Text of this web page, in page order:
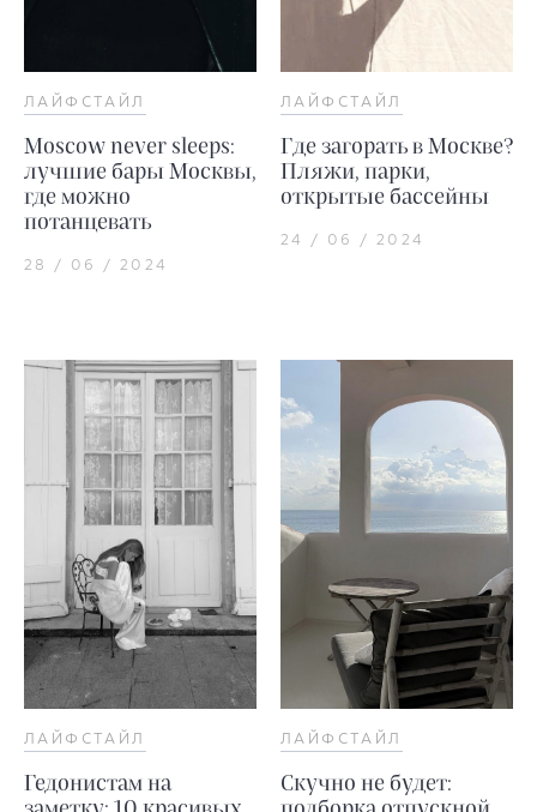
ЛАЙФСТАЙЛ
Moscow never sleeps:
лучшие бары Москвы,
где можно
потанцевать
28 / 06 / 2024
ЛАЙФСТАЙЛ
Где загорать в Москве?
Пляжи, парки,
открытые бассейны
24 / 06 / 2024
ЛАЙФСТАЙЛ
Гедонистам на
ЛАЙФСТАЙЛ
Скучно не будет: